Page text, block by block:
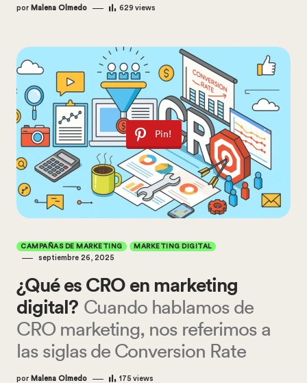
por Malena Olmedo 629 views
Pin!
CAMPAÑAS DE MARKETING MARKETING DIGITAL
septiembre 26, 2025
¿Qué es CRO en marketing
digital? Cuando hablamos de
CRO marketing, nos referimos a
las siglas de Conversion Rate
por Malena Olmedo 175 views